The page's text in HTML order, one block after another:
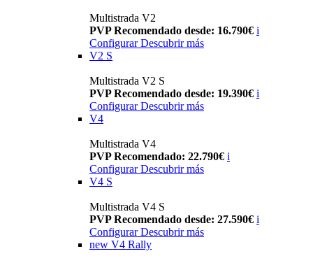
Multistrada V2
PVP Recomendado desde: 16.790€ i
Configurar Descubrir más
V2 S
Multistrada V2 S
PVP Recomendado desde: 19.390€ i
Configurar Descubrir más
V4
Multistrada V4
PVP Recomendado: 22.790€ i
Configurar Descubrir más
V4 S
Multistrada V4 S
PVP Recomendado desde: 27.590€ i
Configurar Descubrir más
new V4 Rally